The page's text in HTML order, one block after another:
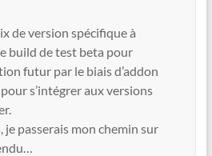
de version spécifique à
build de test beta pour
futur par le biais d’addon
s’intégrer aux versions
je passerais mon chemin sur